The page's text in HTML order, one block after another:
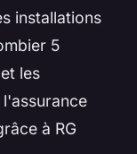
installations
5
les
à RG